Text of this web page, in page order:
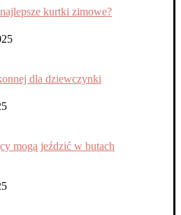
kurtki zimowe?
dla dziewczynki
mogą jeździć w butach